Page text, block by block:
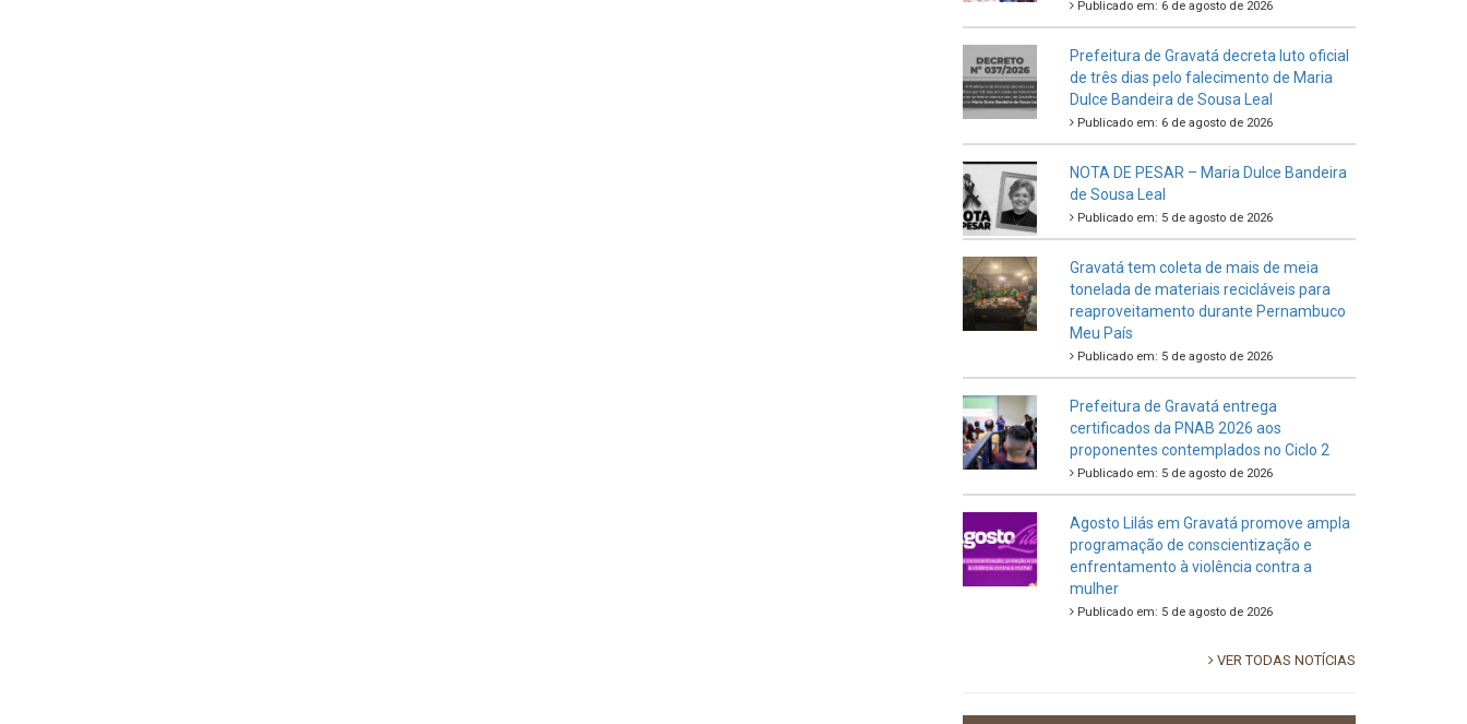
Publicado em: 6 de agosto de 2026
Prefeitura de Gravatá decreta luto oficial
de três dias pelo falecimento de Maria
Dulce Bandeira de Sousa Leal
Publicado em: 6 de agosto de 2026
NOTA DE PESAR – Maria Dulce Bandeira
de Sousa Leal
Publicado em: 5 de agosto de 2026
Gravatá tem coleta de mais de meia
tonelada de materiais recicláveis para
reaproveitamento durante Pernambuco
Meu País
Publicado em: 5 de agosto de 2026
Prefeitura de Gravatá entrega
certificados da PNAB 2026 aos
proponentes contemplados no Ciclo 2
Publicado em: 5 de agosto de 2026
Agosto Lilás em Gravatá promove ampla
programação de conscientização e
enfrentamento à violência contra a
mulher
Publicado em: 5 de agosto de 2026
VER TODAS NOTÍCIAS